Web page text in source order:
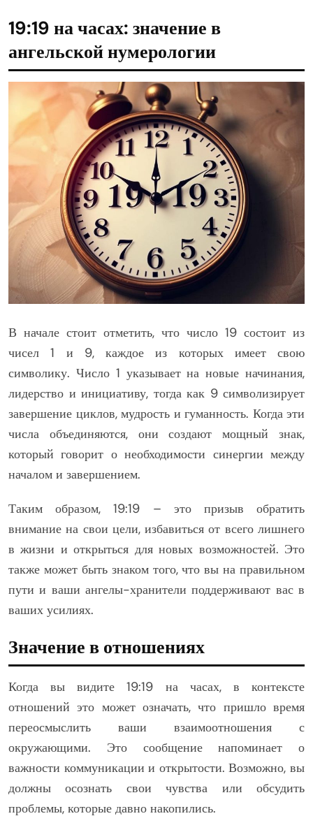
19:19 на часах: значение в
ангельской нумерологии
В начале стоит отметить, что число 19 состоит из
чисел 1 и 9, каждое из которых имеет свою
символику. Число 1 указывает на новые начинания,
лидерство и инициативу, тогда как 9 символизирует
завершение циклов, мудрость и гуманность. Когда эти
числа объединяются, они создают мощный знак,
который говорит о необходимости синергии между
началом и завершением.
Таким образом, 19:19 – это призыв обратить
внимание на свои цели, избавиться от всего лишнего
в жизни и открыться для новых возможностей. Это
также может быть знаком того, что вы на правильном
пути и ваши ангелы-хранители поддерживают вас в
ваших усилиях.
Значение в отношениях
Когда вы видите 19:19 на часах, в контексте
отношений это может означать, что пришло время
переосмыслить ваши взаимоотношения с
окружающими. Это сообщение напоминает о
важности коммуникации и открытости. Возможно, вы
должны осознать свои чувства или обсудить
проблемы, которые давно накопились.